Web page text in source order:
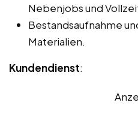
Nebenjobs und
Bestandsaufnahme
Materialien.
Kundendienst: